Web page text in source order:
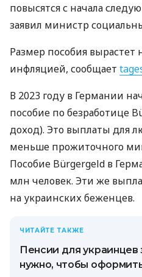
повысятся с начала
заявил министр
Размер пособия вырастет
инфляцией, сообщает
В 2023 году в Германии
пособие по безработице
доход). Это выплаты для
меньше прожиточного
Пособие Bürgergeld в
млн человек. Эти же
на украинских беженцев.
ЧИТАЙТЕ ТАКЖЕ
Пенсии для украинцев
нужно, чтобы